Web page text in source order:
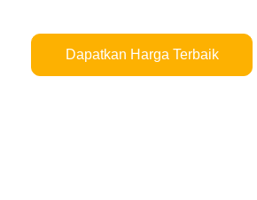
Dapatkan Harga Terbaik